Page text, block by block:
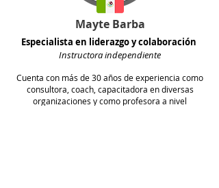
Mayte Barba
Especialista en liderazgo y colaboración
Instructora independiente
Cuenta con más de 30 años de experiencia como
consultora, coach, capacitadora en diversas
organizaciones y como profesora a nivel